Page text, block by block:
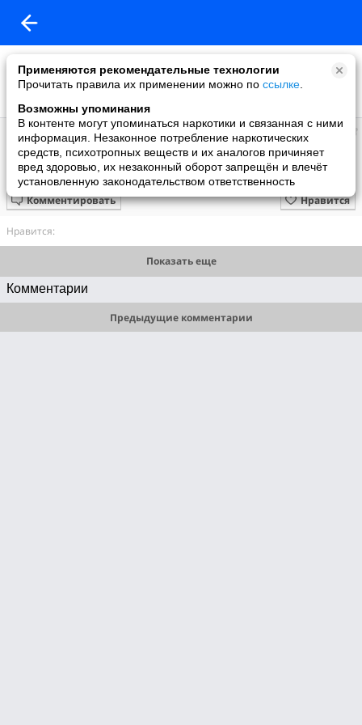
Применяются рекомендательные технологии
Прочитать правила их применении можно по ссылке
Возможны упоминания
В контенте могут упоминаться наркотики и связанная с ними
информация. Незаконное потребление наркотических
средств, психотропных веществ и их аналогов причиняет
вред здоровью, их незаконный оборот запрещён и влечёт
установленную законодательством ответственность
Радик
добавил видео
06.07.2009
По Капельки
Нравится
Комментировать
Нравится:
Показать еще
Комментарии
Предыдущие комментарии